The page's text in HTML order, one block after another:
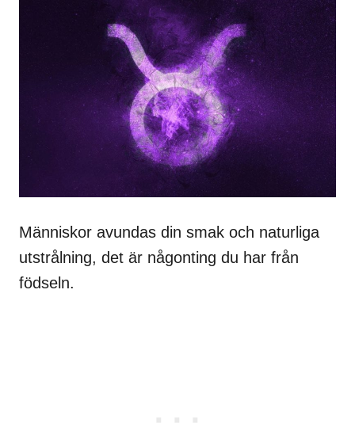
Människor avundas din smak och naturliga
utstrålning, det är någonting du har från
födseln.